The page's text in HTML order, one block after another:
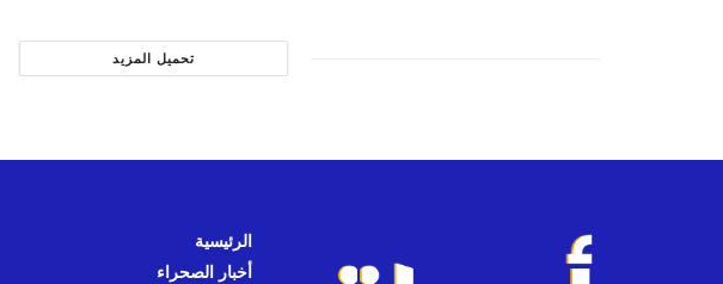
تحميل المزيد
الرئيسية
أخبار الصحراء